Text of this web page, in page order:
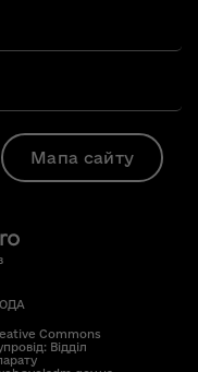
Мапа сайту
Commons
Відділ